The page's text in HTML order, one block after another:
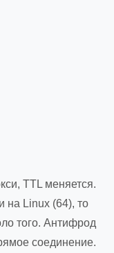
TTL меняется.
на Linux (64), то
того. Антифрод
соединение.